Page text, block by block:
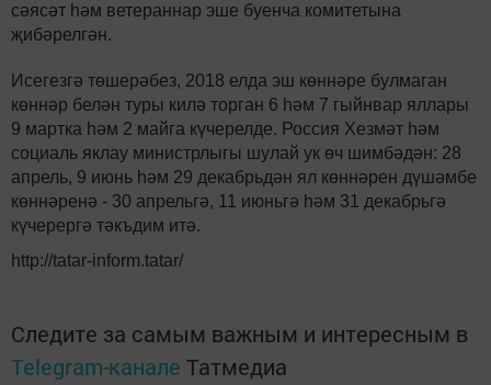
сәясәт һәм ветераннар эше буенча комитетына
җибәрелгән.
Исегезгә төшерәбез, 2018 елда эш көннәре булмаган
көннәр белән туры килә торган 6 һәм 7 гыйнвар яллары
9 мартка һәм 2 майга күчерелде. Россия Хезмәт һәм
социаль яклау министрлыгы шулай ук өч шимбәдән: 28
апрель, 9 июнь һәм 29 декабрьдән ял көннәрен дүшәмбе
көннәренә - 30 апрельгә, 11 июньгә һәм 31 декабрьгә
күчерергә тәкъдим итә.
http://tatar-inform.tatar/
Следите за самым важным и интересным в
Telegram-канале Татмедиа